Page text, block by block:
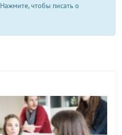
Нажмите, чтобы писать о